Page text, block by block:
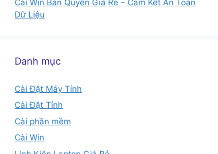
Cài Win Bản Quyền Giá Rẻ – Cam Kết An Toàn
Dữ Liệu
Danh mục
Cài Đặt Máy Tính
Cài Đặt Tỉnh
Cài phần mềm
Cài Win